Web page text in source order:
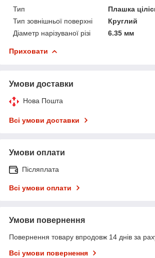
Тип
Плашка
Тип зовнішньої поверхні
Круглий
Діаметр нарізуваної різі
6.35 мм
Приховати
Умови доставки
Нова Пошта
Всі умови доставки
Умови оплати
Післяплата
Всі умови оплати
Умови повернення
Повернення товару впродовж 14 днів за
Всі умови повернення